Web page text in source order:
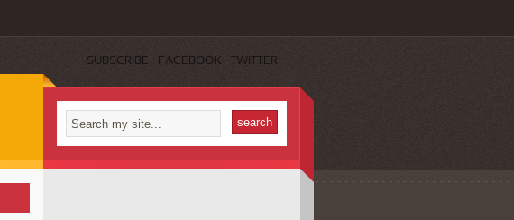
SUBSCRIBE FACEBOOK TWITTER